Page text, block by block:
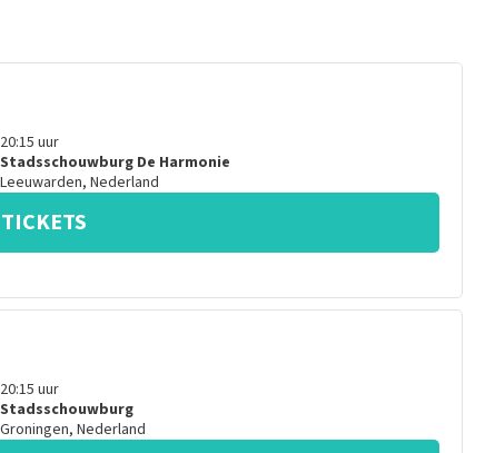
20:15 uur
Stadsschouwburg De Harmonie
Leeuwarden, Nederland
20:15 uur
Stadsschouwburg
Groningen, Nederland